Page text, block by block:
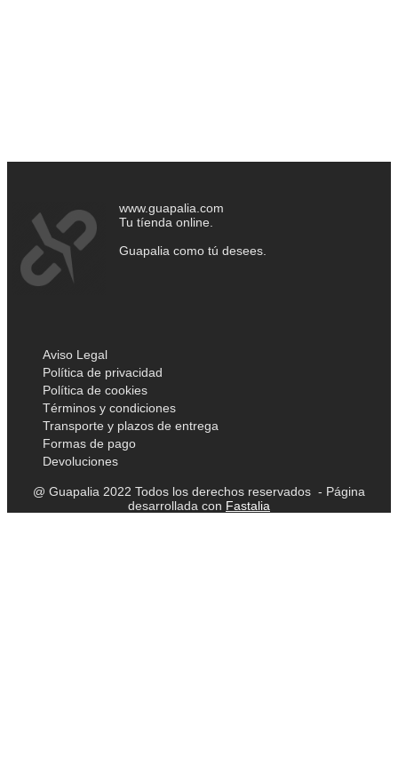
www.guapalia.com
Tu tíenda online.
Guapalia como tú desees.
Aviso Legal
Política de privacidad
Política de cookies
Términos y condiciones
Transporte y plazos de entrega
Formas de pago
Devoluciones
@ Guapalia 2022 Todos los derechos reservados - Página
desarrollada con Fastalia